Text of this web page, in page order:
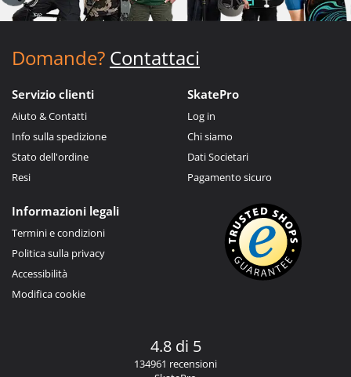
Domande? Contattaci
Servizio clienti
Aiuto & Contatti
Info sulla spedizione
Stato dell'ordine
Resi
SkatePro
Log in
Chi siamo
Dati Societari
Pagamento sicuro
Informazioni legali
Termini e condizioni
Politica sulla privacy
Accessibilità
Modifica cookie
4.8 di 5
134961 recensioni